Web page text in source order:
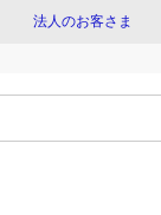
法人のお客さま